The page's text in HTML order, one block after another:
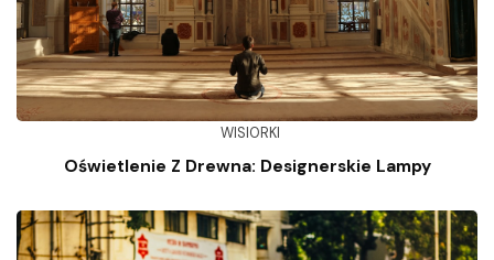
WISIORKI
Oświetlenie Z Drewna: Designerskie Lampy